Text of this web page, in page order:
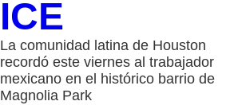
ICE
La comunidad latina de Houston
recordó este viernes al trabajador
mexicano en el histórico barrio de
Magnolia Park